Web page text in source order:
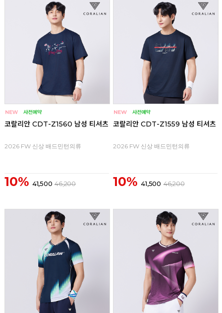
코랄리안 CDT-Z1560 남성 티셔츠
2026 FW 신상 배드민턴의류
10% 41,500 46,200
코랄리안 CDT-Z1559 남성 티셔츠
2026 FW 신상 배드민턴의류
10% 41,500 46,200